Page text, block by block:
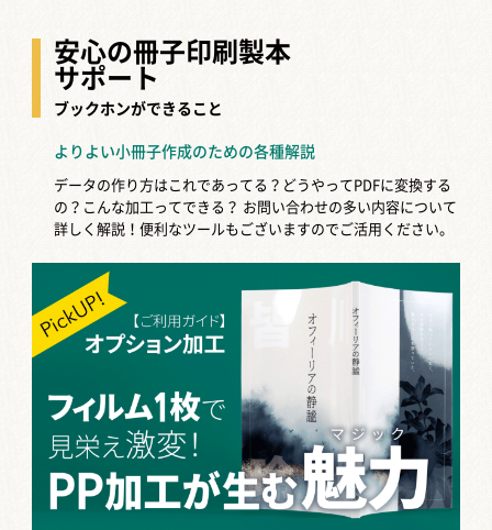
安心の冊子印刷製本
サポート
ブックホンができること
よりよい小冊子作成のための各種解説
データの作り方はこれであってる？どうやってPDFに変換する
の？こんな加工ってできる？ お問い合わせの多い内容について
詳しく解説！便利なツールもございますのでご活用ください。